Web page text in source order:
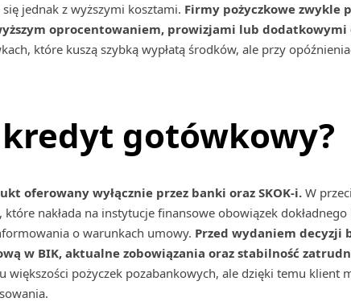
jednak z wyższymi kosztami. Firmy pożyczkowe zwykle
oprocentowaniem, prowizjami lub dodatkowymi
które kuszą szybką wypłatą środków, ale przy
gotówkowy?
oferowany wyłącznie przez banki oraz SKOK-i. W
nakłada na instytucje finansowe obowiązek
o warunkach umowy. Przed wydaniem decyzji
w BIK, aktualne zobowiązania oraz stabilność
większości pożyczek pozabankowych, ale dzięki temu klient